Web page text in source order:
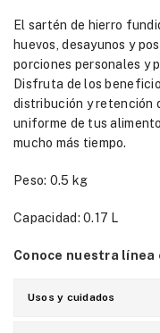
El sartén de hierro
huevos, desayunos y
porciones personales y
Disfruta de los
distribución y retención
uniforme de tus
mucho más tiempo.
Peso: 0.5 kg
Capacidad: 0.17 L
Conoce nuestra
Usos y cuidados